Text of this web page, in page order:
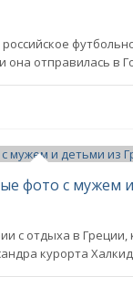
отправилась в
фото с мужем
с отдыха в
курорта